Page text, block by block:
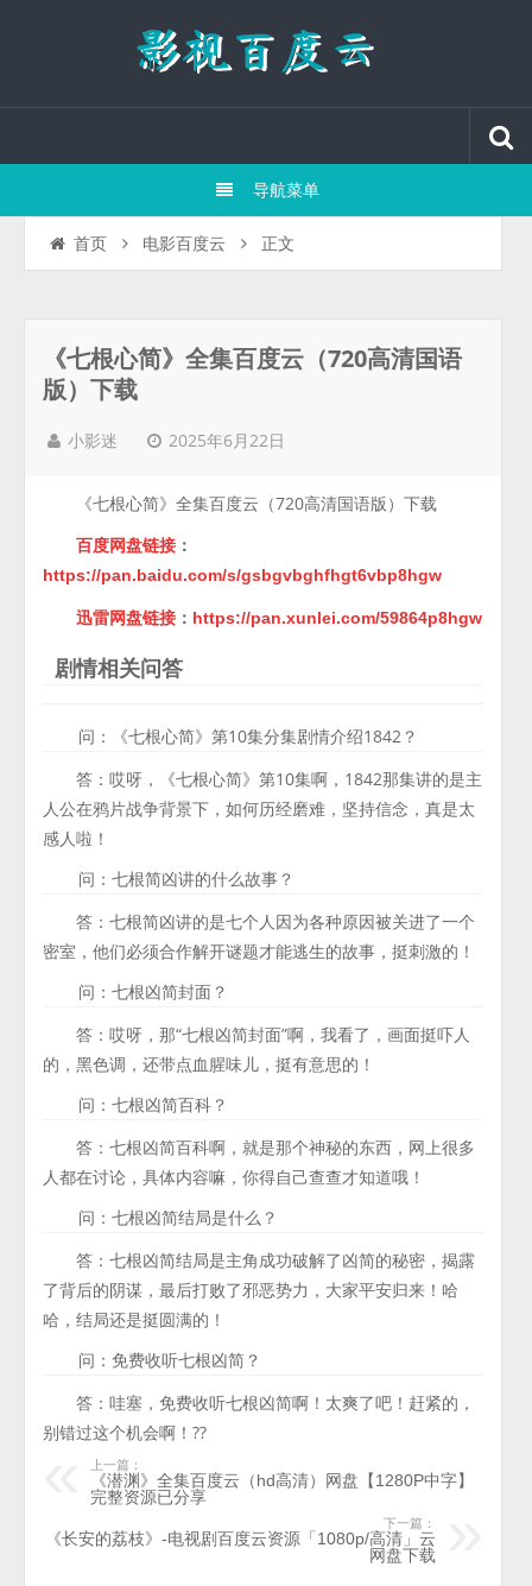
导航菜单
首页 电影百度云 正文
《七根心简》全集百度云（720高清国语
版）下载
小影迷 2025年6月22日
《七根心简》全集百度云（720高清国语版）下载
百度网盘链接 ：
https://pan.baidu.com/s/gsbgvbghfhgt6vbp8hgw
迅雷网盘链接 ： https://pan.xunlei.com/59864p8hgw
剧情相关问答
问：《七根心简》第10集分集剧情介绍1842？
答：哎呀，《七根心简》第10集啊，1842那集讲的是主
人公在鸦片战争背景下，如何历经磨难，坚持信念，真是太
感人啦！
问：七根简凶讲的什么故事？
答：七根简凶讲的是七个人因为各种原因被关进了一个
密室，他们必须合作解开谜题才能逃生的故事，挺刺激的！
问：七根凶简封面？
答：哎呀，那“七根凶简封面”啊，我看了，画面挺吓人
的，黑色调，还带点血腥味儿，挺有意思的！
问：七根凶简百科？
答：七根凶简百科啊，就是那个神秘的东西，网上很多
人都在讨论，具体内容嘛，你得自己查查才知道哦！
问：七根凶简结局是什么？
答：七根凶简结局是主角成功破解了凶简的秘密，揭露
了背后的阴谋，最后打败了邪恶势力，大家平安归来！哈
哈，结局还是挺圆满的！
问：免费收听七根凶简？
答：哇塞，免费收听七根凶简啊！太爽了吧！赶紧的，
别错过这个机会啊！??
上一篇：
《潜渊》全集百度云（hd高清）网盘【1280P中字】
完整资源已分享
下一篇：
《长安的荔枝》-电视剧百度云资源「1080p/高清」云
网盘下载